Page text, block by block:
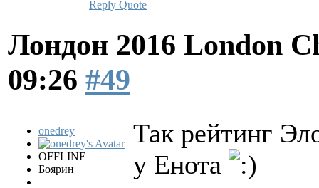
Reply Quote
Лондон 2016 London
09:26 #49
onedrey
OFFLINE
Боярин
Так рейтинг
у Енота